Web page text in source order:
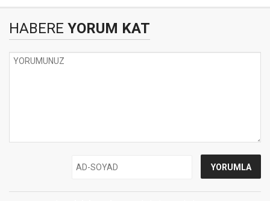
HABERE YORUM KAT